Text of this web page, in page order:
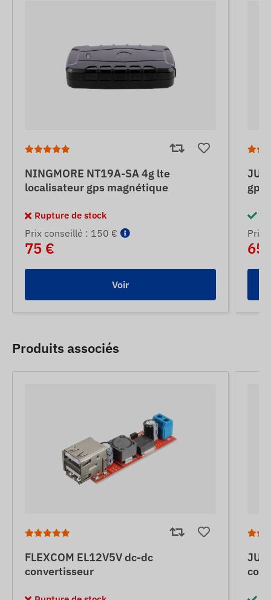
NINGMORE NT19A-SA 4g lte
localisateur gps magnétique
Rupture de stock
Prix ​​conseillé : 150 €
75 €
Voir
gps
Prix
65
Produits associés
FLEXCOM EL12V5V dc-dc
convertisseur